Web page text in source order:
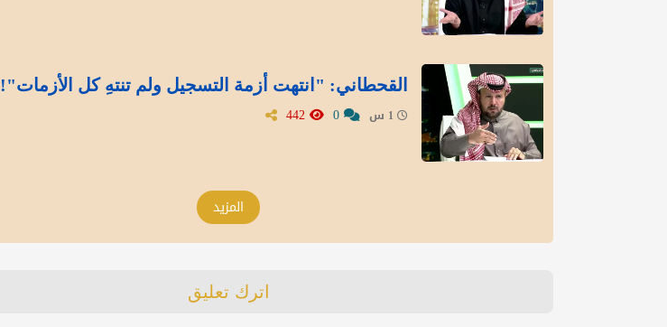
القحطاني: "انتهت أزمة التسجيل ولم تنتهِ كل الأزمات"!
المزيد
اترك تعليق